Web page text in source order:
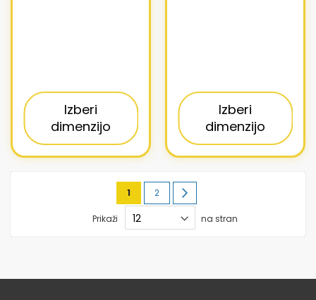
Izberi
dimenzijo
Izberi
dimenzijo
Stran
Trenutno
berete
1 Stran
2
Prikaži na stran